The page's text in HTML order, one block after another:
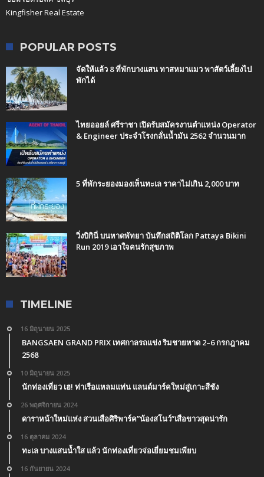
Kingfisher Real Estate
POPULAR POSTS
จัดให้แล้ว 8 ที่พักบางแสน ทาสหมาแมว พาสัตว์เลี้ยงไป
พักได้
ไทยออยล์ ศรีราชา เปิดรับสมัครงานตำแหน่ง Operator
& Engineer ประจำโรงกลั่นน้ำมัน 2562 จำนวนมาก
5 ที่พักระยองมองเห็นทะเล ราคาไม่เกิน 2,000 บาท
วิ่งบิกินี่ บนหาดพัทยา บันทึกสถิติโลก Pattaya Bikini
Run 2019 เอาใจคนรักสุขภาพ
TIMELINE
16 มิถุนายน 2025
BANGSAEN GRAND PRIX เทศกาลรถแข่ง ริมชายหาด 2–6 กรกฎาคม
2568
10 มิถุนายน 2025
นักท่องเที่ยว เฮ! ท่าเรือแหลมแท่น แลนด์มาร์คใหม่สู่เกาะสีชัง
26 พฤศจิกายน 2024
ดาราหน้าใหม่แห่ง สวนเสือศิริพาร์ค”น้องสโนว์”เสือขาวสุดน่ารัก
16 ตุลาคม 2024
ทะเล บางแสนน้ำใส แล้ว นักท่องเที่ยวจ่อเยี่ยมชมเพียบ
16 กันยายน 2024